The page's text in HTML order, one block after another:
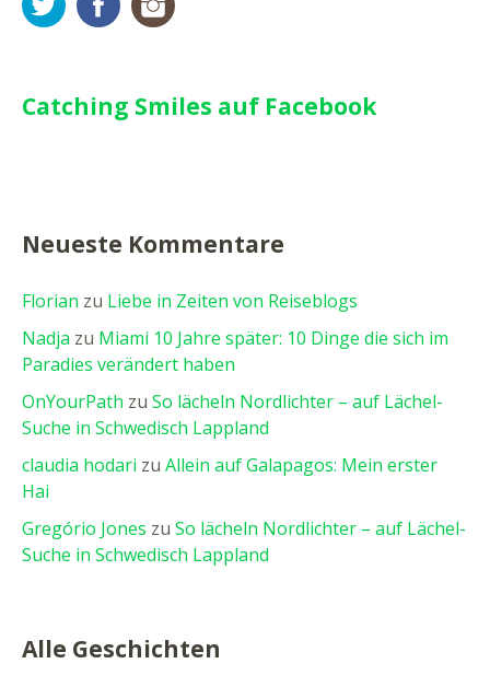
Catching Smiles auf Facebook
Neueste Kommentare
Florian zu Liebe in Zeiten von Reiseblogs
Nadja zu Miami 10 Jahre später: 10 Dinge die sich im
Paradies verändert haben
OnYourPath zu So lächeln Nordlichter – auf Lächel-
Suche in Schwedisch Lappland
claudia hodari zu Allein auf Galapagos: Mein erster
Hai
Gregório Jones zu So lächeln Nordlichter – auf Lächel-
Suche in Schwedisch Lappland
Alle Geschichten